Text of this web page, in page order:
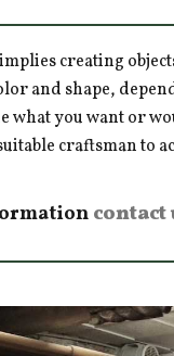
creating
and shape,
what you want or
craftsman to
contact